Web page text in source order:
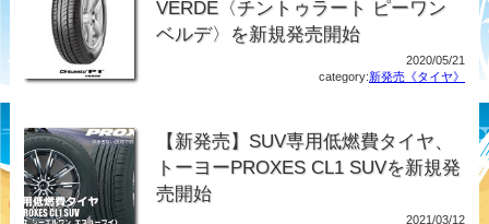
VERDE〈チントゥラート ピーワン
ベルデ〉を新規発売開始
2020/05/21
category:新発売《タイヤ》
【新発売】SUV専用低燃費タイヤ、
トーヨーPROXES CL1 SUVを新規発
売開始
2021/03/12